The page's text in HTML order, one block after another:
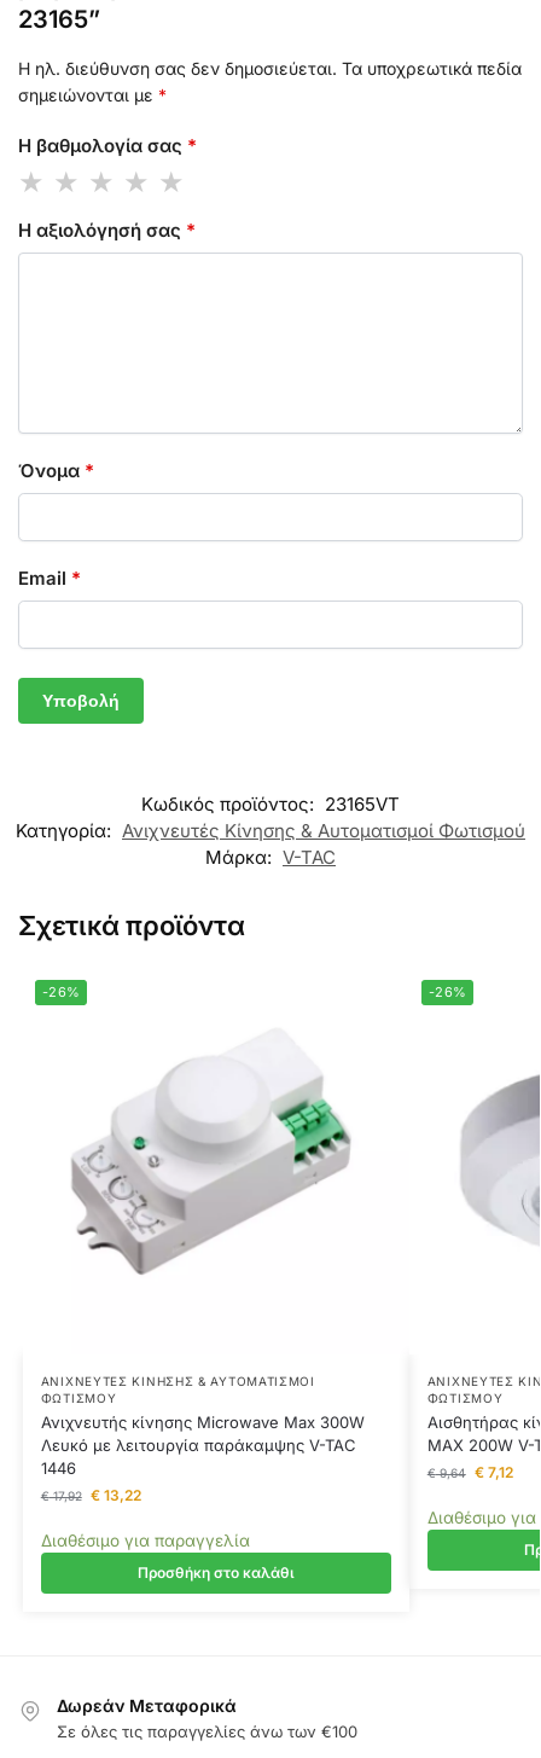
23165”
Η ηλ. διεύθυνση σας δεν δημοσιεύεται. Τα υποχρεωτικά πεδία
σημειώνονται με *
Η βαθμολογία σας *
Η αξιολόγησή σας *
Όνομα *
Email *
Κωδικός προϊόντος: 23165VT
Κατηγορία: Ανιχνευτές Κίνησης & Αυτοματισμοί Φωτισμού
Μάρκα: V-TAC
Σχετικά προϊόντα
-26%
ΑΝΙΧΝΕΥΤΈΣ ΚΊΝΗΣΗΣ & ΑΥΤΟΜΑΤΙΣΜΟΊ
ΦΩΤΙΣΜΟΎ
Ανιχνευτής κίνησης Microwave Max 300W
Λευκό με λειτουργία παράκαμψης V-TAC
1446
€17,92 €13,22
Διαθέσιμο για παραγγελία
Προσθήκη στο καλάθι
-26%
ΑΝΙΧΝΕΥΤΈΣ
ΦΩΤΙΣΜΟΎ
Αισθητήρας
MAX 200W V-
€9,64 €7,12
Διαθέσιμο
Δωρεάν Μεταφορικά
Σε όλες τις παραγγελίες άνω των €100